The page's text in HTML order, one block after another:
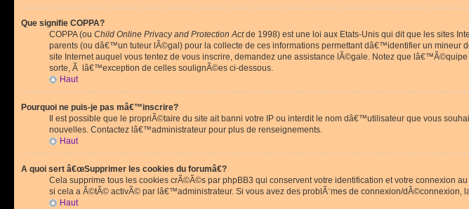
Que signifie COPPA?
COPPA (ou Child Online Privacy and Protection Actde 1998) est une loi aux Etats-Unis qui dit que les sites
parents (ou dâ€™un tuteur lÃ©gal) pour la collecte de ces informations permettant dâ€™identifier un
site Internet auquel vous tentez de vous inscrire, demandez une assistance lÃ©gale. Notez que
sorte, Ã lâ€™exception de celles soulignÃ©es ci-dessous.
Haut
Pourquoi ne puis-je pas mâ€™inscrire?
Il est possible que le propriÃ©taire du site ait banni votre IP ou interdit le nom dâ€™utilisateur que vous
nouvelles. Contactez lâ€™administrateur pour plus de renseignements.
Haut
A quoi sert â€œSupprimer les cookies du forumâ€?
Cela supprime tous les cookies crÃ©Ã©s par phpBB3 qui conservent votre identification et votre connexion
si cela a Ã©tÃ© activÃ© par lâ€™administrateur. Si vous avez des problÃ¨mes de connexion/dÃ©connexion,
Haut